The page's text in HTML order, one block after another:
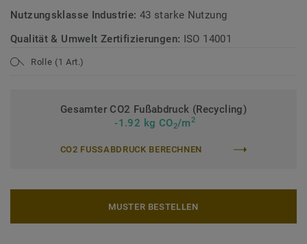
Nutzungsklasse Industrie: 43 starke Nutzung
Qualität & Umwelt Zertifizierungen: ISO 14001
Rolle (1 Art.)
Gesamter CO2 Fußabdruck (Recycling)
-1.92 kg CO2/m2
CO2 FUSSABDRUCK BERECHNEN
MUSTER BESTELLEN